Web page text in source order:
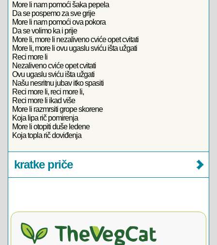
More li nam pomoći šaka pepela
Da se pospemo za sve grije
More li nam pomoći ova pokora
Da se volimo ka i prije
More li, more li nezaliveno cviće opet cvitati
More li, more li ovu ugaslu sviću išta užgati
Reci more li
Nezaliveno cviće opet cvitati
Ovu ugaslu sviću išta užgati
Našu nesritnu jubav itko spasiti
Reci more li, reci more li,
Reci more li ikad više
More li razmrsiti grope skorene
Koja lipa rič pomirenja
More li otopiti duše ledene
Koja topla rič doviđenja
kratke priče